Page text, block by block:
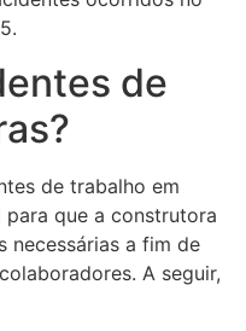
de
de trabalho em
para que a construtora
necessárias a fim de
A seguir,